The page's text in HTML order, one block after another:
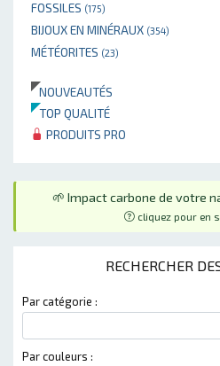
FOSSILES (175)
BIJOUX EN MINÉRAUX (354)
MÉTÉORITES (23)
NOUVEAUTÉS
TOP QUALITÉ
PRODUITS PRO
🌱 Impact carbone de votre
cliquez pour en
RECHERCHER
Par catégorie :
Par couleurs :